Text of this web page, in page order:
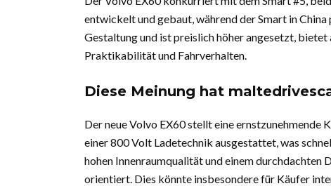
entwickelt und gebaut, während der Smart in
Gestaltung und ist preislich höher angesetzt,
Praktikabilität und Fahrverhalten.
Diese Meinung hat
Der neue Volvo EX60 stellt eine ernstzunehmende
einer 800 Volt Ladetechnik ausgestattet, was
hohen Innenraumqualität und einem durchdachten
orientiert. Dies könnte insbesondere für Käufer